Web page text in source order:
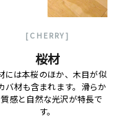
[CHERRY]
桜材
には本桜のほか、木目が似
バ材も含まれます。滑らか
感と自然な光沢が特長で
す。